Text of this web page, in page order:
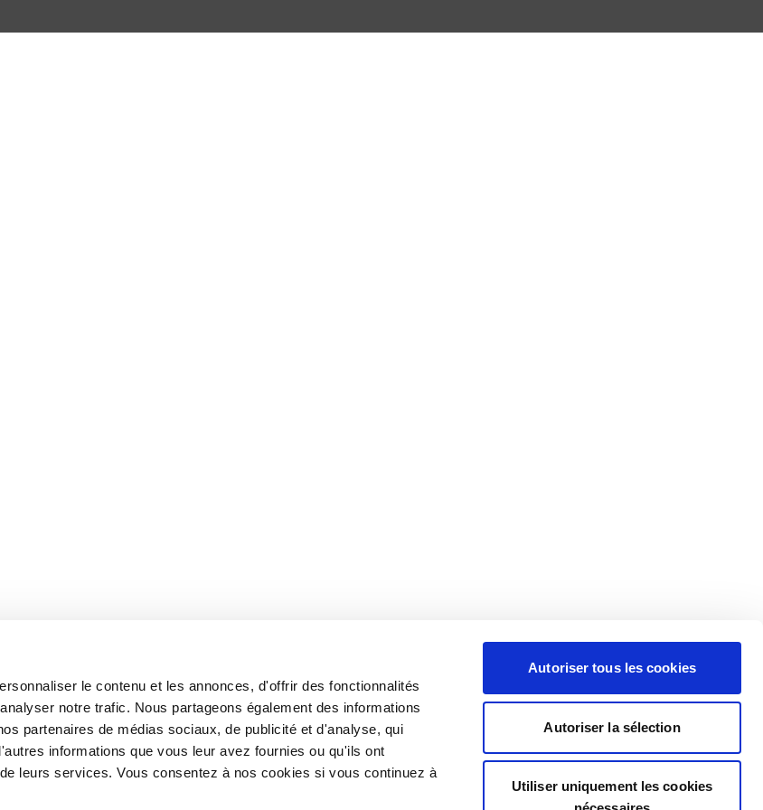
le contenu et les annonces, d'offrir des fonctionnalités
notre trafic. Nous partageons également des informations
partenaires de médias sociaux, de publicité et d'analyse, qui
informations que vous leur avez fournies ou qu'ils ont
leurs services. Vous consentez à nos cookies si vous continuez à
Autoriser tous les cookies
Autoriser la sélection
Utiliser uniquement les cookies